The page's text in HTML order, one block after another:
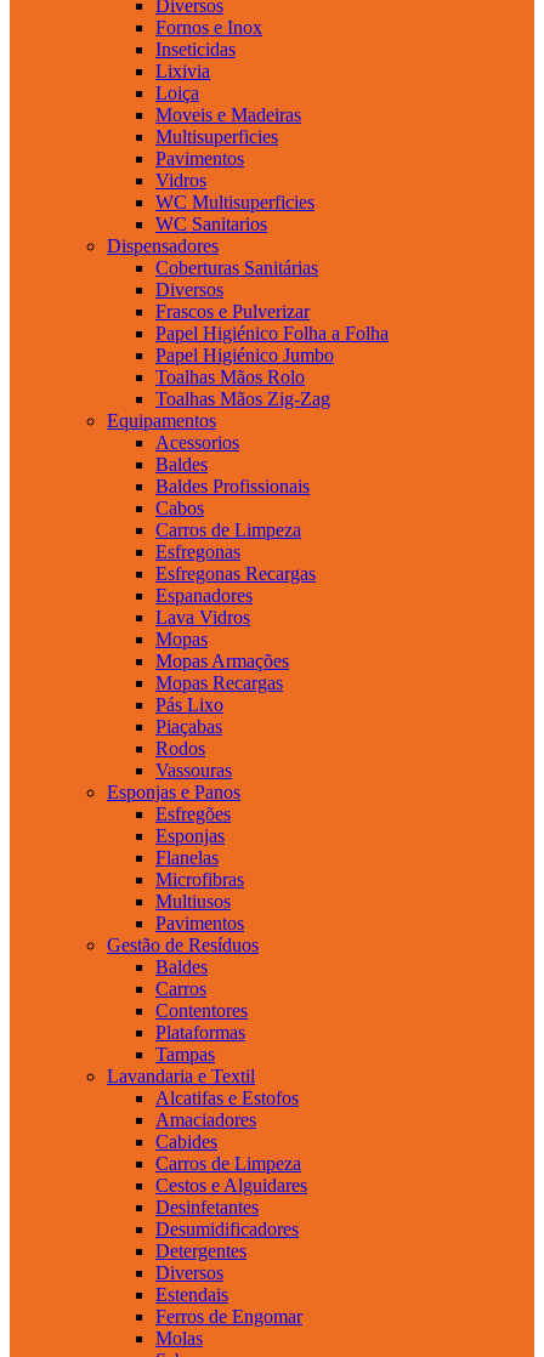
Diversos
Fornos e Inox
Inseticidas
Lixivia
Loiça
Moveis e Madeiras
Multisuperficies
Pavimentos
Vidros
WC Multisuperficies
WC Sanitarios
Dispensadores
Coberturas Sanitárias
Diversos
Frascos e Pulverizar
Papel Higiénico Folha a Folha
Papel Higiénico Jumbo
Toalhas Mãos Rolo
Toalhas Mãos Zig-Zag
Equipamentos
Acessorios
Baldes
Baldes Profissionais
Cabos
Carros de Limpeza
Esfregonas
Esfregonas Recargas
Espanadores
Lava Vidros
Mopas
Mopas Armações
Mopas Recargas
Pás Lixo
Piaçabas
Rodos
Vassouras
Esponjas e Panos
Esfregões
Esponjas
Flanelas
Microfibras
Multiusos
Pavimentos
Gestão de Resíduos
Baldes
Carros
Contentores
Plataformas
Tampas
Lavandaria e Textil
Alcatifas e Estofos
Amaciadores
Cabides
Carros de Limpeza
Cestos e Alguidares
Desinfetantes
Desumidificadores
Detergentes
Diversos
Estendais
Ferros de Engomar
Molas